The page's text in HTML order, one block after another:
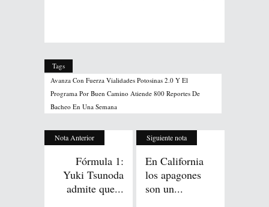
Tags
Avanza Con Fuerza Vialidades Potosinas 2.0 Y El
Programa Por Buen Camino Atiende 800 Reportes De
Bacheo En Una Semana
Nota Anterior
Fórmula 1:
Yuki Tsunoda
admite que...
Siguiente nota
En California
los apagones
son un...